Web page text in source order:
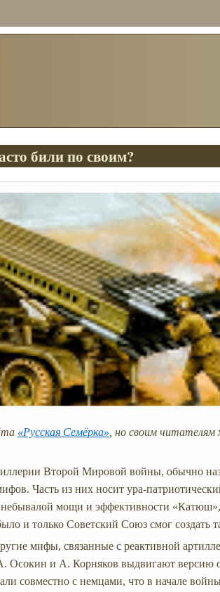
били по своим?
«Русская Семёрка», но своим читателям
Второй Мировой войны, обычно
Часть из них носит ура-
небывалой мощи и эффективности
и только Советский Союз смог создать
мифы, связанные с реактивной
Осокин и А. Корняков выдвигают версию
совместно с немцами, что в начале